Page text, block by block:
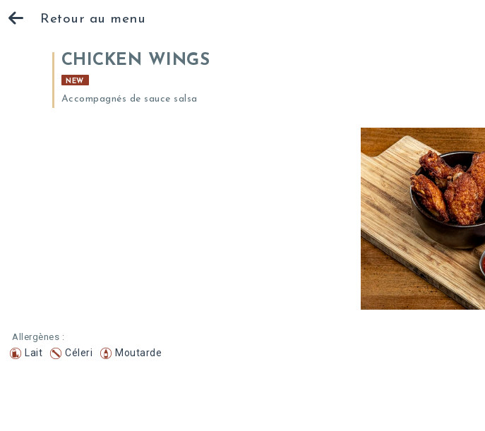
Retour au menu
CHICKEN WINGS
NEW
Accompagnés de sauce salsa
Allergènes :
Lait Céleri Moutarde